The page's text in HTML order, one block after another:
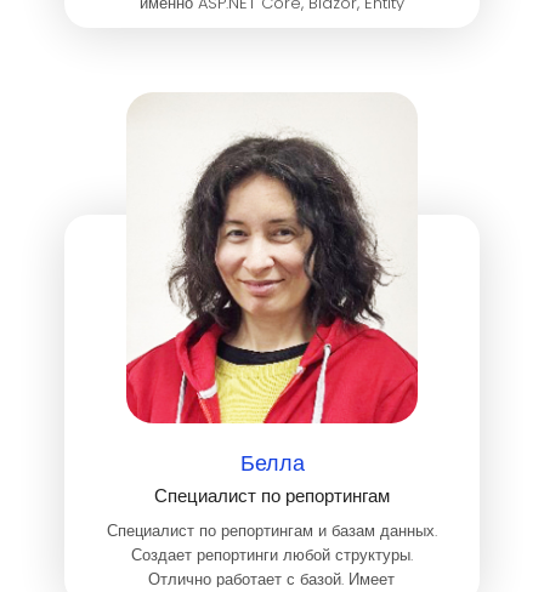
Белла
Специалист по репортингам
Специалист по репортингам и базам данных.
Создает репортинги любой структуры.
Отлично работает с базой. Имеет